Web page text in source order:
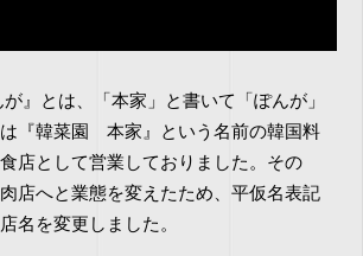
』とは、「本家」と書いて「ぽんが」
『韓菜園 本家』という名前の韓国料
店として営業しておりました。その
店へと業態を変えたため、平仮名表記
名を変更しました。